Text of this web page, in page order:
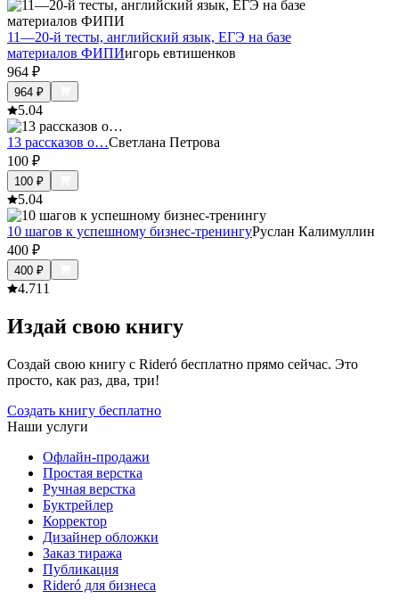
11—20-й тесты, английский язык, ЕГЭ на базе
материалов ФИПИигорь евтишенков
964 ₽
964 ₽
5.04
13 рассказов о…Светлана Петрова
100 ₽
100 ₽
5.04
10 шагов к успешному бизнес-тренингуРуслан Калимуллин
400 ₽
400 ₽
4.711
Издай свою книгу
Создай свою книгу с Rideró бесплатно прямо сейчас. Это
просто, как раз, два, три!
Создать книгу бесплатно
Наши услуги
Офлайн-продажи
Простая верстка
Ручная верстка
Буктрейлер
Корректор
Дизайнер обложки
Заказ тиража
Публикация
Rideró для бизнеса